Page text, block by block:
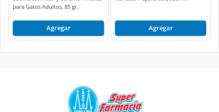
para Gatos Adultos, 85 gr.
Agregar Agregar